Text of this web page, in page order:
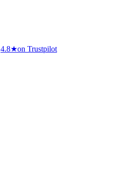
4.8★on Trustpilot